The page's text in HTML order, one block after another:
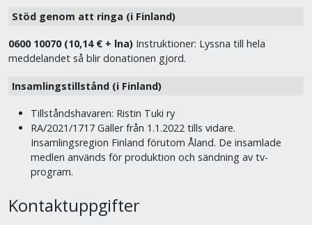
Stöd genom att ringa (i Finland)
0600 10070 (10,14 € + lna) Instruktioner: Lyssna till hela
meddelandet så blir donationen gjord.
Insamlingstillstånd (i Finland)
Tillståndshavaren: Ristin Tuki ry
RA/2021/1717 Gäller från 1.1.2022 tills vidare.
Insamlingsregion Finland förutom Åland. De insamlade
medlen används för produktion och sändning av tv-
program.
Kontaktuppgifter